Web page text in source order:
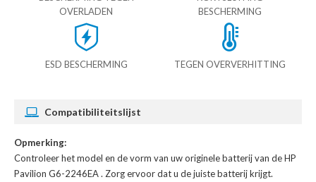
OVERLADEN
BESCHERMING
ESD BESCHERMING TEGEN OVERVERHITTING
Compatibiliteitslijst
Opmerking:
Controleer het model en de vorm van uw originele batterij van de HP
Pavilion G6-2246EA. Zorg ervoor dat u de juiste batterij krijgt.